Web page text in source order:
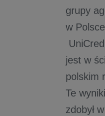
grupy
w
jest w
polskim
Te
zdobył